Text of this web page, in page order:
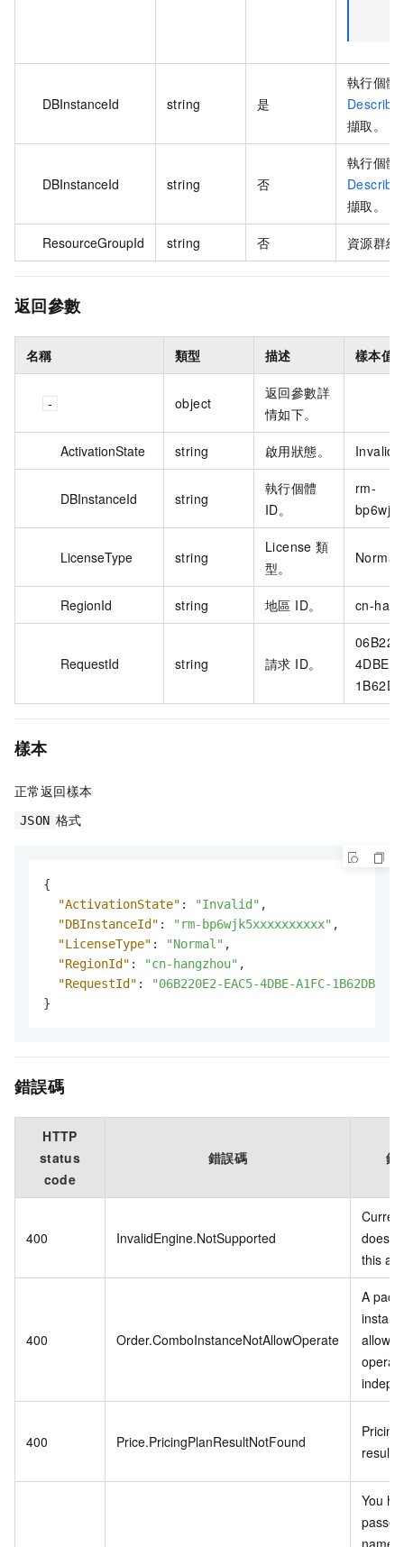
DBInstanceId string 是
執行個體
擷取。
DBInstanceId string 否
執行個體
擷取。
ResourceGroupId string 否 資源群組
返回參數
名稱 類型 描述 樣本值
object
返回參數詳
情如下。
ActivationState string 啟用狀態。 Invalid
DBInstanceId string
執行個體
ID。
rm-
LicenseType string
License 類
型。
Normal
RegionId string 地區 ID。 cn-
RequestId string 請求 ID。
4DBE-
樣本
正常返回樣本
JSON 格式
{
"ActivationState" : "Invalid" ,
"DBInstanceId" : "rm-bp6wjk5xxxxxxxxxx" ,
"LicenseType" : "Normal" ,
"RegionId" : "cn-hangzhou" ,
"RequestId" :
"06B220E2-EAC5-4DBE-A1FC-
}
錯誤碼
HTTP
status
code
錯誤碼 錯
400 InvalidEngine.NotSupported
does
this
400 Order.ComboInstanceNotAllowOperate
A
400 Price.PricingPlanResultNotFound
result
You
name